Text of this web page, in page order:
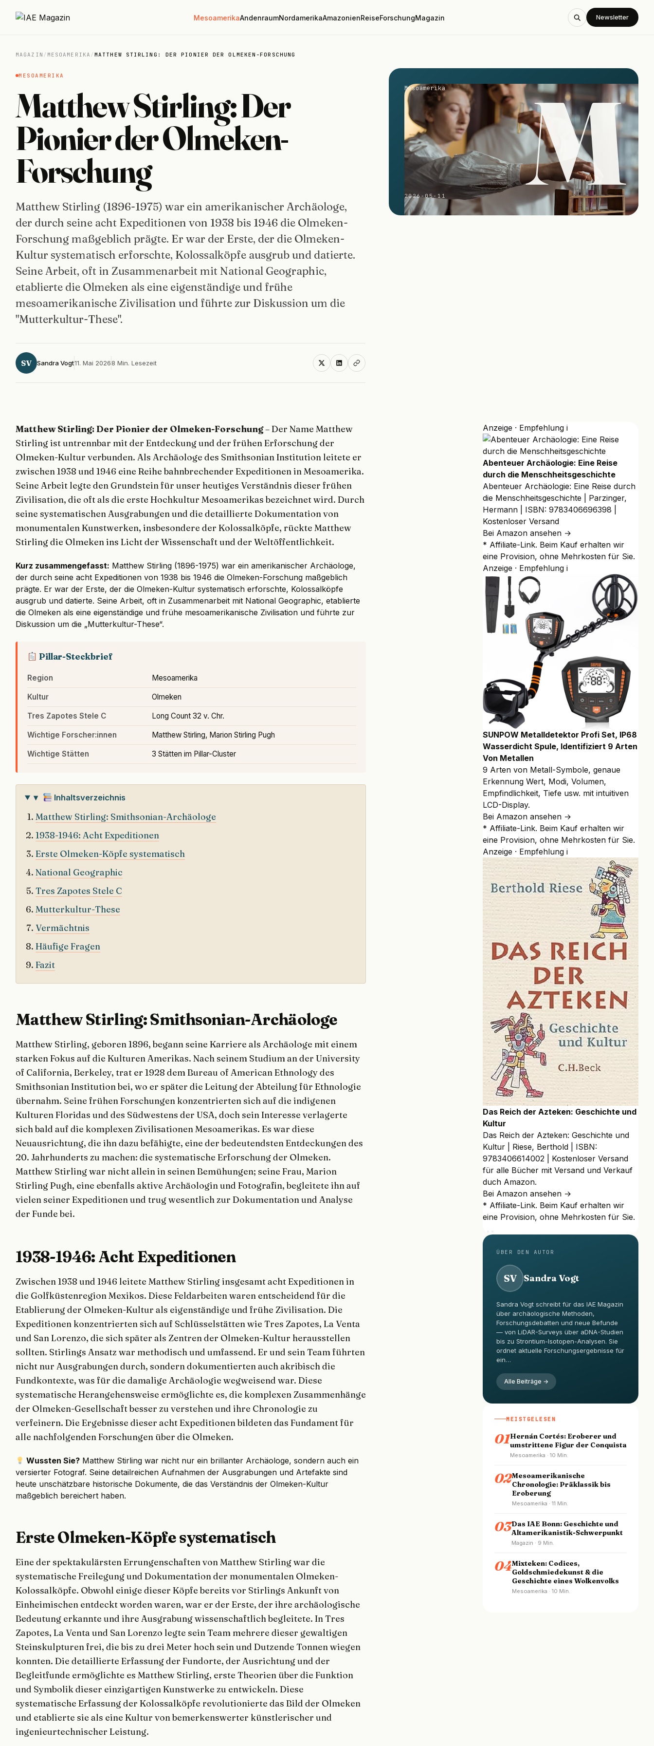
MesoamerikaAndenraumNordamerikaAmazonienReiseForschungMagazin Newsletter
MAGAZIN / MESOAMERIKA /MATTHEW STIRLING: DER PIONIER DER OLMEKEN-FORSCHUNG
MESOAMERIKA
Matthew Stirling: Der
Pionier der Olmeken-
Forschung
Matthew Stirling (1896-1975) war ein amerikanischer Archäologe,
der durch seine acht Expeditionen von 1938 bis 1946 die Olmeken-
Forschung maßgeblich prägte. Er war der Erste, der die Olmeken-
Kultur systematisch erforschte, Kolossalköpfe ausgrub und datierte.
Seine Arbeit, oft in Zusammenarbeit mit National Geographic,
etablierte die Olmeken als eine eigenständige und frühe
mesoamerikanische Zivilisation und führte zur Diskussion um die
"Mutterkultur-These".
SV Sandra Vogt11. Mai 20268 Min. Lesezeit
Mesoamerika M
2026-05-11
Matthew Stirling: Der Pionier der Olmeken-Forschung– Der Name Matthew
Stirling ist untrennbar mit der Entdeckung und der frühen Erforschung der
Olmeken-Kultur verbunden. Als Archäologe des Smithsonian Institution leitete er
zwischen 1938 und 1946 eine Reihe bahnbrechender Expeditionen in Mesoamerika.
Seine Arbeit legte den Grundstein für unser heutiges Verständnis dieser frühen
Zivilisation, die oft als die erste Hochkultur Mesoamerikas bezeichnet wird. Durch
seine systematischen Ausgrabungen und die detaillierte Dokumentation von
monumentalen Kunstwerken, insbesondere der Kolossalköpfe, rückte Matthew
Stirling die Olmeken ins Licht der Wissenschaft und der Weltöffentlichkeit.
Kurz zusammengefasst: Matthew Stirling (1896-1975) war ein amerikanischer Archäologe,
der durch seine acht Expeditionen von 1938 bis 1946 die Olmeken-Forschung maßgeblich
prägte. Er war der Erste, der die Olmeken-Kultur systematisch erforschte, Kolossalköpfe
ausgrub und datierte. Seine Arbeit, oft in Zusammenarbeit mit National Geographic, etablierte
die Olmeken als eine eigenständige und frühe mesoamerikanische Zivilisation und führte zur
Diskussion um die „Mutterkultur-These“.
Pillar-Steckbrief
Region Mesoamerika
Kultur Olmeken
Tres Zapotes Stele C Long Count 32 v. Chr.
Wichtige Forscher:innen Matthew Stirling, Marion Stirling Pugh
Wichtige Stätten 3 Stätten im Pillar-Cluster
▾ Inhaltsverzeichnis
Matthew Stirling: Smithsonian-Archäologe
1938-1946: Acht Expeditionen
Erste Olmeken-Köpfe systematisch
National Geographic
Tres Zapotes Stele C
Mutterkultur-These
Vermächtnis
Häufige Fragen
Fazit
Matthew Stirling: Smithsonian-Archäologe
Matthew Stirling, geboren 1896, begann seine Karriere als Archäologe mit einem
starken Fokus auf die Kulturen Amerikas. Nach seinem Studium an der University
of California, Berkeley, trat er 1928 dem Bureau of American Ethnology des
Smithsonian Institution bei, wo er später die Leitung der Abteilung für Ethnologie
übernahm. Seine frühen Forschungen konzentrierten sich auf die indigenen
Kulturen Floridas und des Südwestens der USA, doch sein Interesse verlagerte
sich bald auf die komplexen Zivilisationen Mesoamerikas. Es war diese
Neuausrichtung, die ihn dazu befähigte, eine der bedeutendsten Entdeckungen des
20. Jahrhunderts zu machen: die systematische Erforschung der Olmeken.
Matthew Stirling war nicht allein in seinen Bemühungen; seine Frau, Marion
Stirling Pugh, eine ebenfalls aktive Archäologin und Fotografin, begleitete ihn auf
vielen seiner Expeditionen und trug wesentlich zur Dokumentation und Analyse
der Funde bei.
1938-1946: Acht Expeditionen
Zwischen 1938 und 1946 leitete Matthew Stirling insgesamt acht Expeditionen in
die Golfküstenregion Mexikos. Diese Feldarbeiten waren entscheidend für die
Etablierung der Olmeken-Kultur als eigenständige und frühe Zivilisation. Die
Expeditionen konzentrierten sich auf Schlüsselstätten wie Tres Zapotes, La Venta
und San Lorenzo, die sich später als Zentren der Olmeken-Kultur herausstellen
sollten. Stirlings Ansatz war methodisch und umfassend. Er und sein Team führten
nicht nur Ausgrabungen durch, sondern dokumentierten auch akribisch die
Fundkontexte, was für die damalige Archäologie wegweisend war. Diese
systematische Herangehensweise ermöglichte es, die komplexen Zusammenhänge
der Olmeken-Gesellschaft besser zu verstehen und ihre Chronologie zu
verfeinern. Die Ergebnisse dieser acht Expeditionen bildeten das Fundament für
alle nachfolgenden Forschungen über die Olmeken.
Wussten Sie? Matthew Stirling war nicht nur ein brillanter Archäologe, sondern auch ein
versierter Fotograf. Seine detailreichen Aufnahmen der Ausgrabungen und Artefakte sind
heute unschätzbare historische Dokumente, die das Verständnis der Olmeken-Kultur
maßgeblich bereichert haben.
Erste Olmeken-Köpfe systematisch
Eine der spektakulärsten Errungenschaften von Matthew Stirling war die
systematische Freilegung und Dokumentation der monumentalen Olmeken-
Kolossalköpfe. Obwohl einige dieser Köpfe bereits vor Stirlings Ankunft von
Einheimischen entdeckt worden waren, war er der Erste, der ihre archäologische
Bedeutung erkannte und ihre Ausgrabung wissenschaftlich begleitete. In Tres
Zapotes, La Venta und San Lorenzo legte sein Team mehrere dieser gewaltigen
Steinskulpturen frei, die bis zu drei Meter hoch sein und Dutzende Tonnen wiegen
konnten. Die detaillierte Erfassung der Fundorte, der Ausrichtung und der
Begleitfunde ermöglichte es Matthew Stirling, erste Theorien über die Funktion
und Symbolik dieser einzigartigen Kunstwerke zu entwickeln. Diese
systematische Erfassung der Kolossalköpfe revolutionierte das Bild der Olmeken
und etablierte sie als eine Kultur von bemerkenswerter künstlerischer und
ingenieurtechnischer Leistung.
Anzeige · Empfehlung i
Abenteuer Archäologie: Eine Reise
durch die Menschheitsgeschichte
Abenteuer Archäologie: Eine Reise durch
die Menschheitsgeschichte | Parzinger,
Hermann | ISBN: 9783406696398 |
Kostenloser Versand
Bei Amazon ansehen →
* Affiliate-Link. Beim Kauf erhalten wir
eine Provision, ohne Mehrkosten für Sie.
Anzeige · Empfehlung i
SUNPOW Metalldetektor Profi Set, IP68
Wasserdicht Spule, Identifiziert 9 Arten
Von Metallen
9 Arten von Metall-Symbole, genaue
Erkennung Wert, Modi, Volumen,
Empfindlichkeit, Tiefe usw. mit intuitiven
LCD-Display.
Bei Amazon ansehen →
* Affiliate-Link. Beim Kauf erhalten wir
eine Provision, ohne Mehrkosten für Sie.
Anzeige · Empfehlung i
Das Reich der Azteken: Geschichte und
Kultur
Das Reich der Azteken: Geschichte und
Kultur | Riese, Berthold | ISBN:
9783406614002 | Kostenloser Versand
für alle Bücher mit Versand und Verkauf
duch Amazon.
Bei Amazon ansehen →
* Affiliate-Link. Beim Kauf erhalten wir
eine Provision, ohne Mehrkosten für Sie.
ÜBER DEN AUTOR
SV Sandra Vogt
Sandra Vogt schreibt für das IAE Magazin
über archäologische Methoden,
Forschungsdebatten und neue Befunde
— von LiDAR-Surveys über aDNA-Studien
bis zu Strontium-Isotopen-Analysen. Sie
ordnet aktuelle Forschungsergebnisse für
ein…
Alle Beiträge →
MEISTGELESEN
01Hernán Cortés: Eroberer und
umstrittene Figur der Conquista
Mesoamerika · 10 Min.
02Mesoamerikanische
Chronologie: Präklassik bis
Eroberung
Mesoamerika · 11 Min.
03Das IAE Bonn: Geschichte und
Altamerikanistik-Schwerpunkt
Magazin · 9 Min.
04Mixteken: Codices,
Goldschmiedekunst & die
Geschichte eines Wolkenvolks
Mesoamerika · 10 Min.